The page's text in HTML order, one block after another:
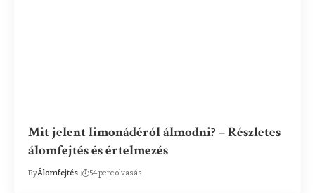
Mit jelent limonádéról álmodni? – Részletes
álomfejtés és értelmezés
ByÁlomfejtés 54 perc olvasás